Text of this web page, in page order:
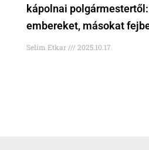
kápolnai
embereket, másokat
Selim Etkar 2025.10.17.